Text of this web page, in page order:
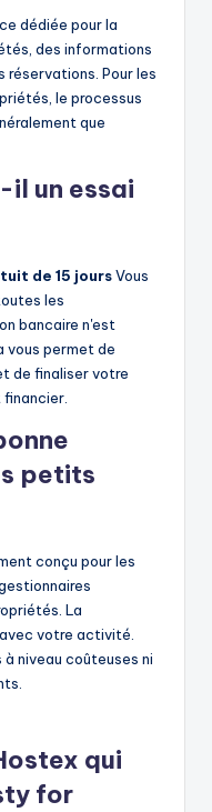
dédiée pour la
des informations
réservations. Pour les
le processus
que
un essai
de 15 joursVous
les
bancaire n'est
vous permet de
de finaliser votre
petits
conçu pour les
La
votre activité.
niveau coûteuses ni
qui
for